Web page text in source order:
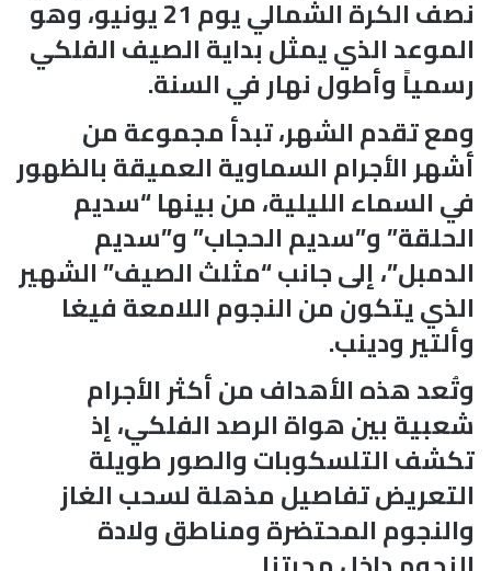
نصف الكرة الشمالي يوم 21 يونيو، وهو
الموعد الذي يمثل بداية الصيف الفلكي
رسمياً وأطول نهار في السنة.
ومع تقدم الشهر، تبدأ مجموعة من
أشهر الأجرام السماوية العميقة بالظهور
في السماء الليلية، من بينها “سديم
الحلقة” و”سديم الحجاب” و”سديم
الدمبل”، إلى جانب “مثلث الصيف” الشهير
الذي يتكون من النجوم اللامعة فيغا
وألتير ودينب.
وتُعد هذه الأهداف من أكثر الأجرام
شعبية بين هواة الرصد الفلكي، إذ
تكشف التلسكوبات والصور طويلة
التعريض تفاصيل مذهلة لسحب الغاز
والنجوم المحتضرة ومناطق ولادة